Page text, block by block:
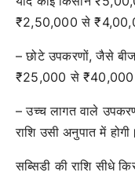
₹2,50,000 से
– छोटे उपकरणों, जैसे
₹25,000 से ₹40,000
– उच्च लागत वाले
राशि उसी अनुपात में होगी।
सब्सिडी की राशि सीधे